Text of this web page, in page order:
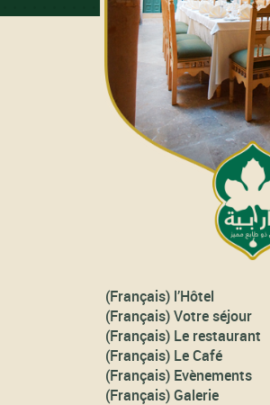
(Français) l’Hôtel
(Français) Votre séjour
(Français) Le restaurant
(Français) Le Café
(Français) Evènements
(Français) Galerie